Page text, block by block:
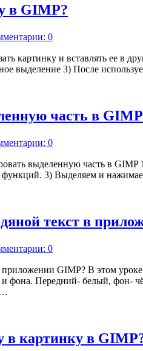
в GIMP?
0
картинку и вставлять ее в
выделение 3) После
часть в GIMP
0
выделенную часть в
3) Выделяем и
текст в
0
приложении GIMP? В этом
фона. Передний- белый, фон-
…
в картинку в